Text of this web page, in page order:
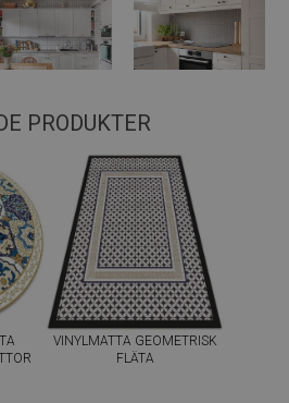
PRODUKTER
VINYLMATTA GEOMETRISK
FLÄTA